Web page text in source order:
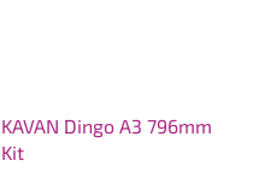
KAVAN Dingo A3 796mm
Kit